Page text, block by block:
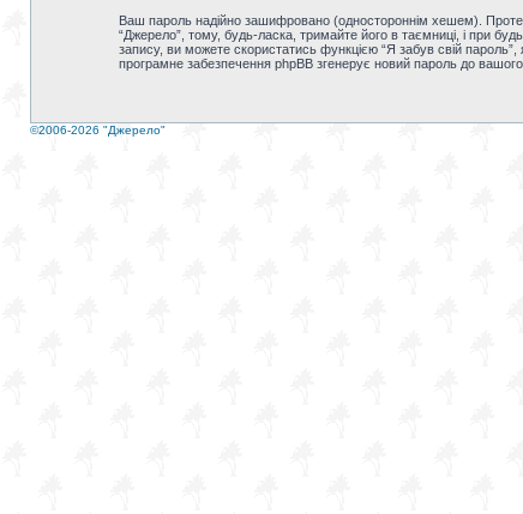
Ваш пароль надійно зашифровано (одностороннім хешем).
“Джерело”, тому, будь-ласка, тримайте його в таємниці, і при
запису, ви можете скористатись функцією “Я забув свій
програмне забезпечення phpBB згенерує новий пароль до вашого
©2006-2026 "Джерело"